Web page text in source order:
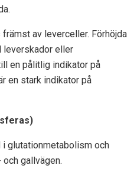
av leverceller. Förhöjda
leverskador eller
en pålitlig indikator på
en stark indikator på
i glutationmetabolism och
gallvägen.